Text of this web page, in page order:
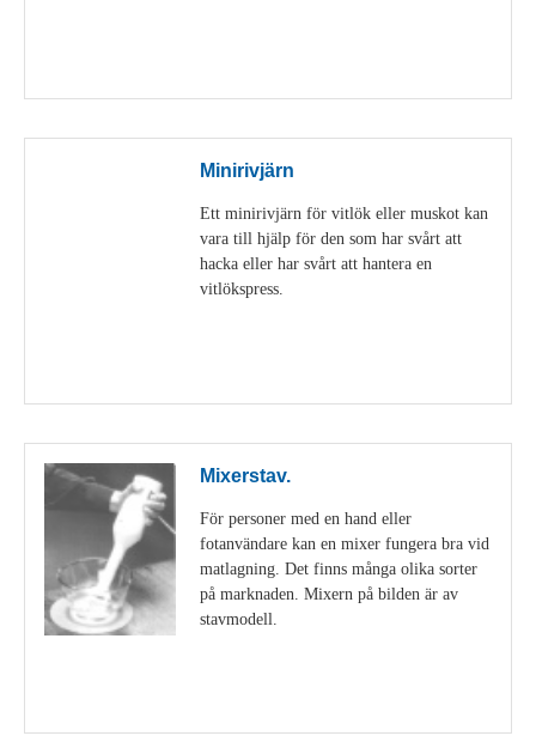
Minirivjärn
Ett minirivjärn för vitlök eller muskot kan
vara till hjälp för den som har svårt att
hacka eller har svårt att hantera en
vitlökspress.
Mixerstav.
För personer med en hand eller
fotanvändare kan en mixer fungera bra vid
matlagning. Det finns många olika sorter
på marknaden. Mixern på bilden är av
stavmodell.